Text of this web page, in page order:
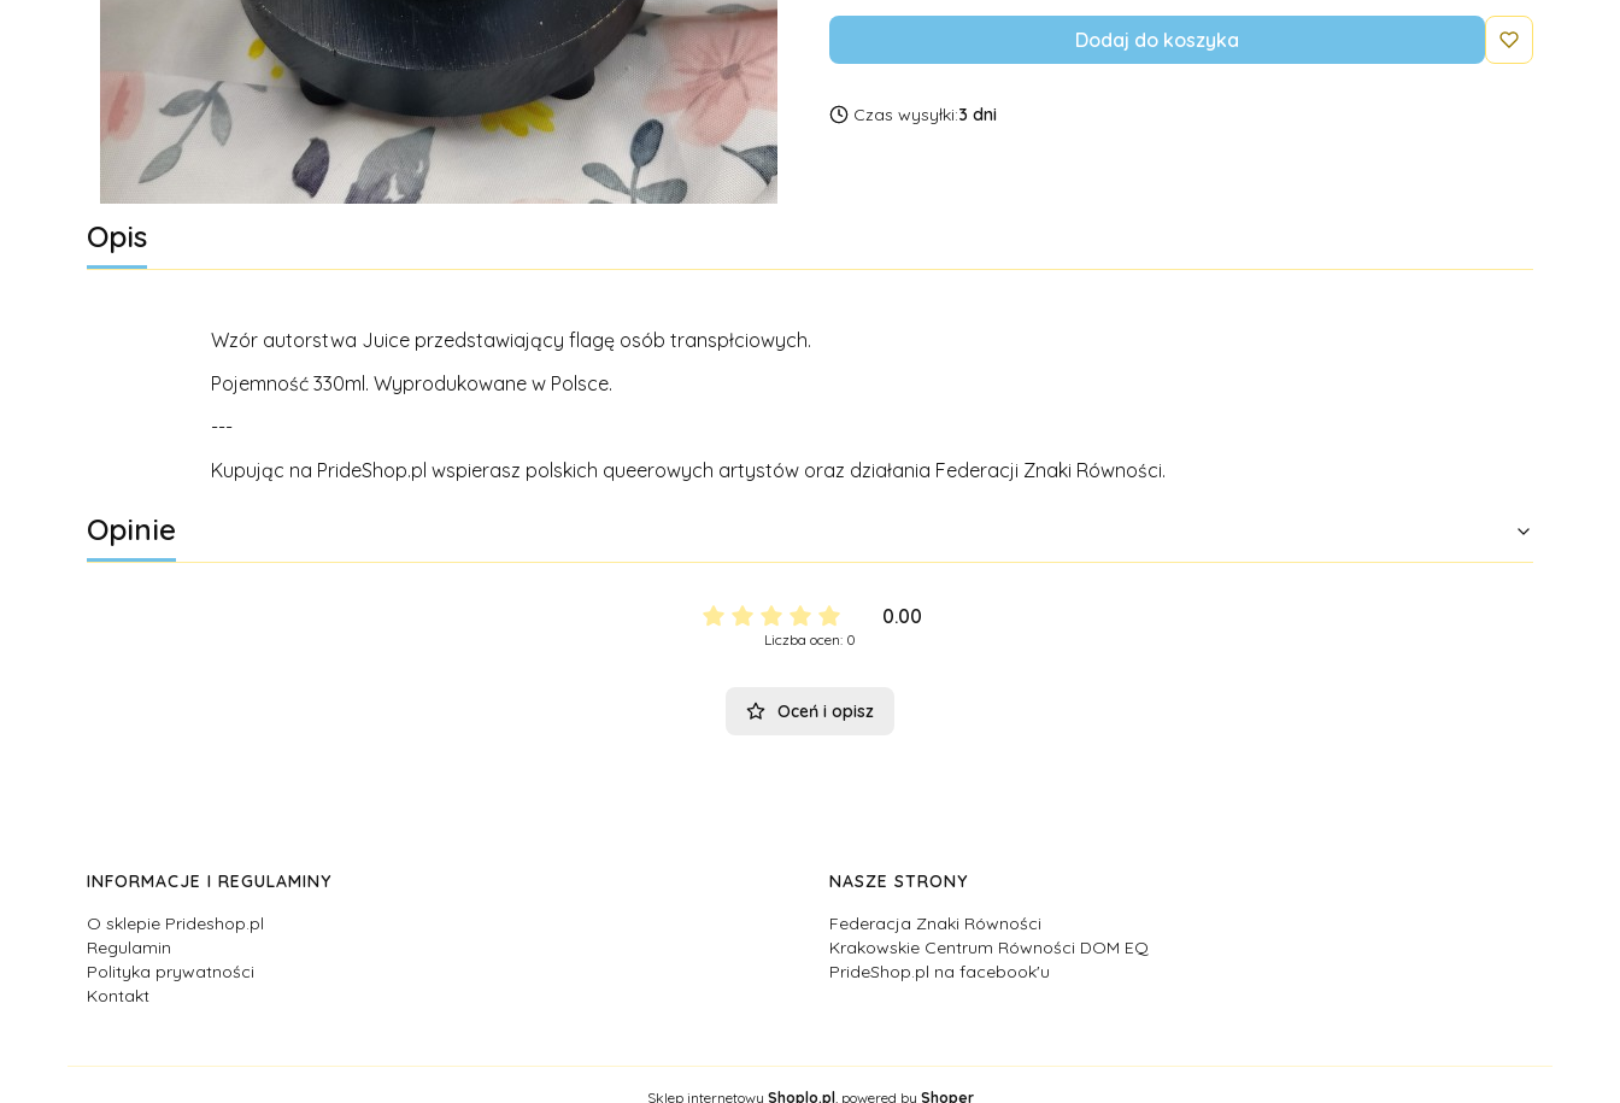
Dodaj do koszyka
Czas wysyłki:3 dni
Opis
Wzór autorstwa Juice przedstawiający flagę osób transpłciowych.
Pojemność 330ml. Wyprodukowane w Polsce.
---
Kupując na PrideShop.pl wspierasz polskich queerowych artystów oraz działania Federacji Znaki Równości.
Opinie
0.00
Liczba ocen: 0
Oceń i opisz
Linki w stopce
INFORMACJE I REGULAMINY
O sklepie Prideshop.pl
Regulamin
Polityka prywatności
Kontakt
NASZE STRONY
Federacja Znaki Równości
Krakowskie Centrum Równości DOM EQ
PrideShop.pl na facebook'u
Sklep internetowy Shoplo.pl, powered by Shoper